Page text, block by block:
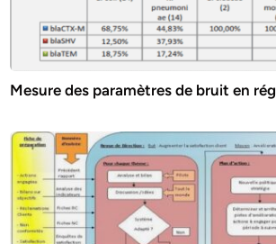
Mesure des paramètres de bruit en